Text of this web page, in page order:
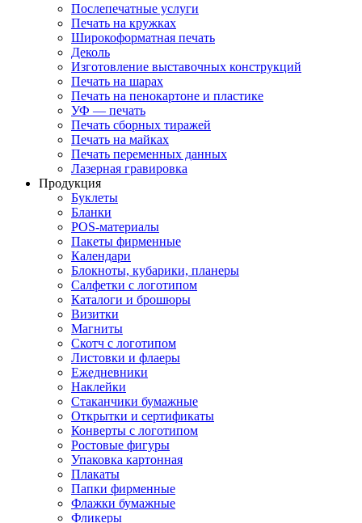
Послепечатные услуги
Печать на кружках
Широкоформатная печать
Деколь
Изготовление выставочных конструкций
Печать на шарах
Печать на пенокартоне и пластике
УФ — печать
Печать сборных тиражей
Печать на майках
Печать переменных данных
Лазерная гравировка
Продукция
Буклеты
Бланки
POS-материалы
Пакеты фирменные
Календари
Блокноты, кубарики, планеры
Салфетки с логотипом
Каталоги и брошюры
Визитки
Магниты
Скотч с логотипом
Листовки и флаеры
Ежедневники
Наклейки
Стаканчики бумажные
Открытки и сертификаты
Конверты с логотипом
Ростовые фигуры
Упаковка картонная
Плакаты
Папки фирменные
Флажки бумажные
Фликеры